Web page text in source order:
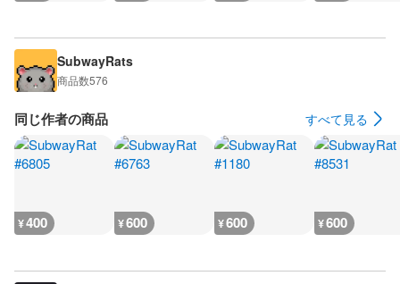
SubwayRats
商品数576
同じ作者の商品 すべて見る
¥400 ¥600 ¥600 ¥600